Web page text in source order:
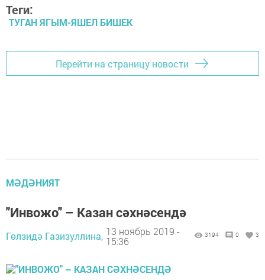
Теги:
ТУГАН ЯГЫМ-ЯШЕЛ БИШЕК
Перейти на страницу новости
МӘДӘНИЯТ
"Инвожо" – Казан сәхнәсендә
Гөлзидә Газизуллина, 13 ноябрь 2019 -
15:36
3194 0 3